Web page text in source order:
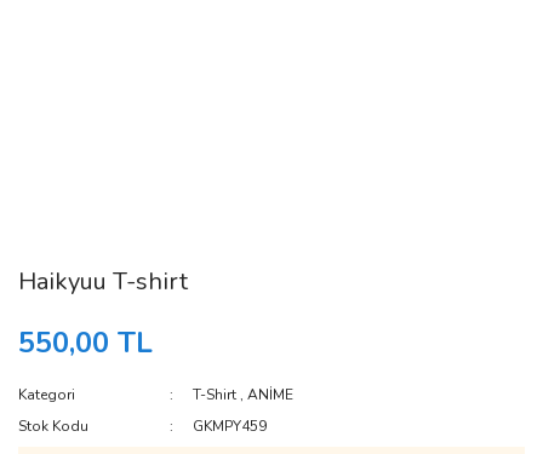
Haikyuu T-shirt
550,00 TL
Kategori T-Shirt ,ANİME
Stok Kodu
GKMPY459